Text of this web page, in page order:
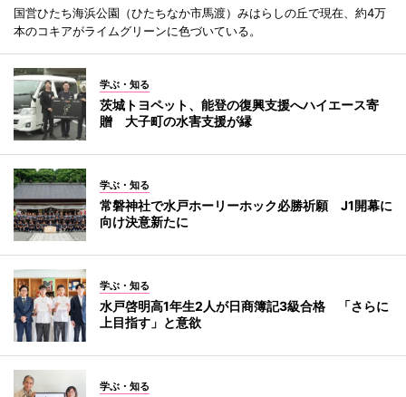
国営ひたち海浜公園（ひたちなか市馬渡）みはらしの丘で現在、約4万
本のコキアがライムグリーンに色づいている。
学ぶ・知る
茨城トヨペット、能登の復興支援へハイエース寄
贈 大子町の水害支援が縁
学ぶ・知る
常磐神社で水戸ホーリーホック必勝祈願 J1開幕に
向け決意新たに
学ぶ・知る
水戸啓明高1年生2人が日商簿記3級合格 「さらに
上目指す」と意欲
学ぶ・知る